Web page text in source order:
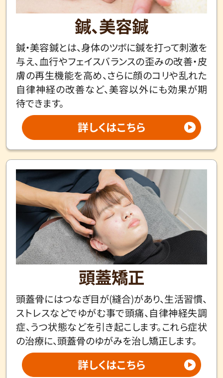
鍼、美容鍼
鍼・美容鍼とは、身体のツボに鍼を打って刺激を
与え、血行やフェイスバランスの歪みの改善・皮
膚の再生機能を高め、さらに顔のコリや乱れた
自律神経の改善など、美容以外にも効果が期
待できます。
詳しくはこちら
頭蓋矯正
頭蓋骨にはつなぎ目が(縫合)があり、生活習慣、
ストレスなどでゆがむ事で頭痛、自律神経失調
症、うつ状態などを引き起こします。これら症状
の治療に、頭蓋骨のゆがみを治し矯正します。
詳しくはこちら